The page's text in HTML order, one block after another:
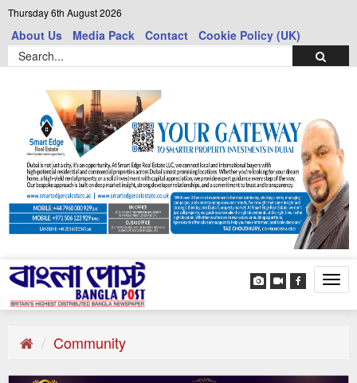
Thursday 6th August 2026
About Us Media Pack Contact Cookie Policy (UK)
Community